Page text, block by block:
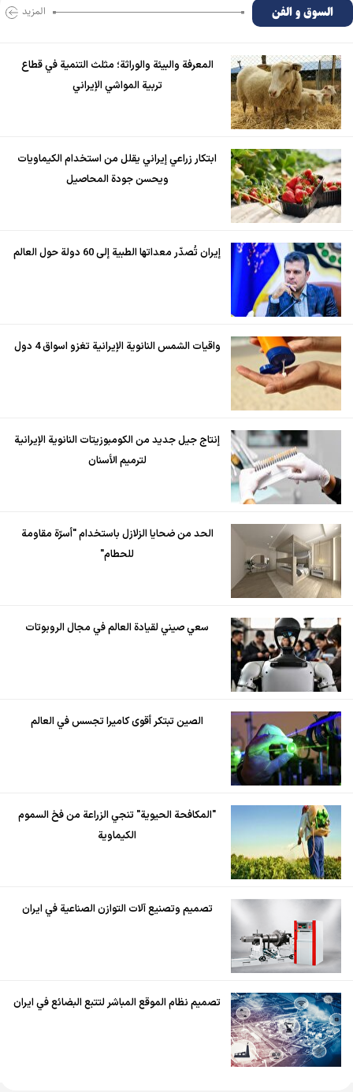
السوق و الفن المزید
المعرفة والبيئة والوراثة؛ مثلث التنمية في قطاع
تربية المواشي الإيراني
ابتكار زراعي إيراني يقلل من استخدام الكيماويات
ويحسن جودة المحاصيل
إيران تُصدّر معداتها الطبية إلى 60 دولة حول العالم
واقيات الشمس النانوية الإيرانية تغزو اسواق 4 دول
إنتاج جيل جديد من الكومبوزيتات النانوية الإيرانية
لترميم الأسنان
الحد من ضحايا الزلازل باستخدام "أسرّة مقاومة
للحطام"
سعي صيني لقيادة العالم في مجال الروبوتات
الصين تبتكر أقوى كاميرا تجسس في العالم
"المكافحة الحيوية" تنجي الزراعة من فخ السموم
الكيماوية
تصميم وتصنيع آلات التوازن الصناعية في ايران
تصميم نظام الموقع المباشر لتتبع البضائع في ايران